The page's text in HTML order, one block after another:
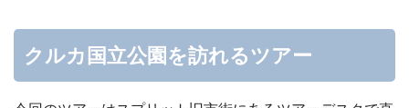
クルカ国立公園を訪れるツアー